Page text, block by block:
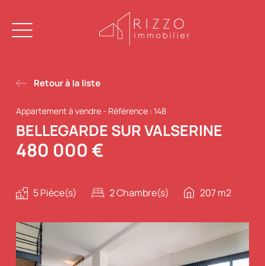
Retour à la liste
Appartement à vendre- Référence : 148
BELLEGARDE SUR VALSERINE
480 000 €
5 Pièce(s) 2 Chambre(s) 207 m2